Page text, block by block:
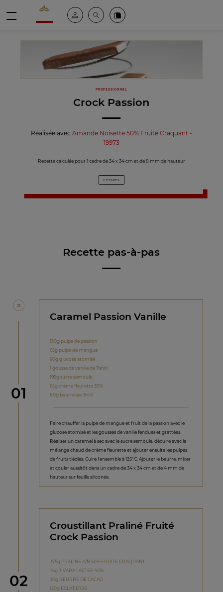
Valrhona - Imaginons le meilleur du chocolat
Espace clientRechercheCommandez en ligne
PROFESSIONNEL
Crock Passion
Réalisée avec Amande Noisette 50% Fruité Craquant -
19973
Recette calculée pour 1 cadre de 34 x 34 cm et de 8 mm de hauteur
2 ÉTAPES
Recette pas-à-pas
étape
01
Caramel Passion Vanille
130g pulpe de passion
65g pulpe de mangue
90g glucose atomisé
1 gousse de vanille de Tahiti
195g sucre semoule
65g crème fleurette 35%
80g beurre sec 84%
Faire chauffer la pulpe de mangue et fruit de la passion avec le
glucose atomisé et les gousses de vanille fendues et grattées.
Réaliser un caramel à sec avec le sucre semoule, décuire avec le
mélange chaud de crème fleurette et ajouter ensuite les pulpes
de fruits tiédies. Cuire l’ensemble à 125°C. Ajouter le beurre, mixer
et couler aussitôt dans un cadre de 34 x 34 cm et de 4 mm de
hauteur sur feuille siliconée.
étape
02
Croustillant Praliné Fruité
Crock Passion
375g PRALINE A/N 50% FRUITE CRAQUANT
75g JIVARA LACTEE 40%
30g BEURRE DE CACAO
120g ECLAT D'OR